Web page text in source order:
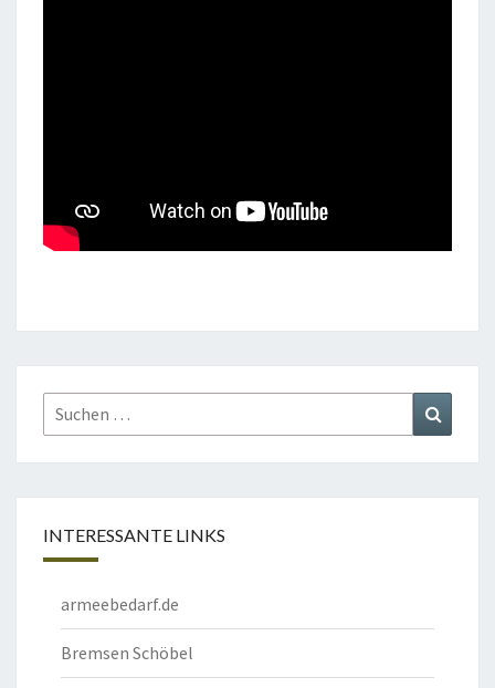
Suchen
nach:
INTERESSANTE LINKS
armeebedarf.de
Bremsen Schöbel